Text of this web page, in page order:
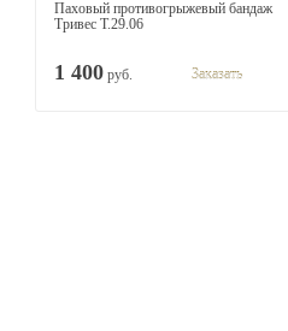
Паховый противогрыжевый бандаж
Тривес Т.29.06
1 400 руб. Заказать